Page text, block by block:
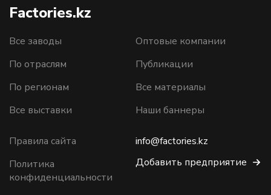
Factories.kz
Все заводы
По отраслям
По регионам
Все выставки
Оптовые компании
Публикации
Все материалы
Наши баннеры
Правила сайта
Политика
конфиденциальности
info@factories.kz
Добавить предприятие